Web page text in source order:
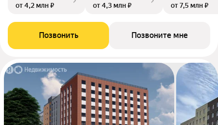
от 4,2 млн ₽
от 4,3 млн ₽
от 7,5 млн ₽
Позвонить Позвоните мне